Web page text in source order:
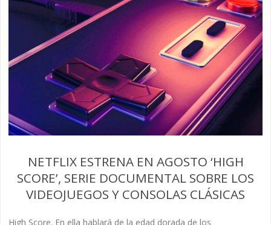
NETFLIX ESTRENA EN AGOSTO ‘HIGH
SCORE’, SERIE DOCUMENTAL SOBRE LOS
VIDEOJUEGOS Y CONSOLAS CLÁSICAS
High Score. En ella hablará de la edad dorada de los